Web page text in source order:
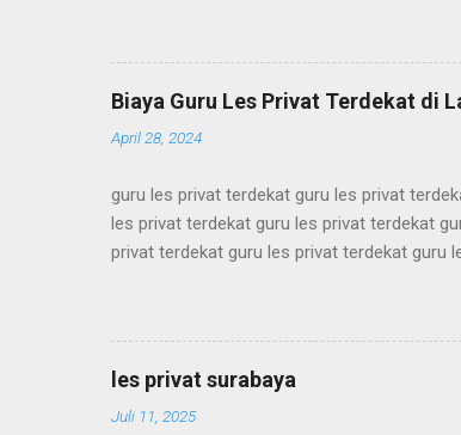
bimbel simak ui bimbel simak ui bimbel
simak ui bimbel simak ui bimbel simak ui
bimbel simak ui bimbel simak ui bimbel
simak ui bimbel simak ui bimbel simak ui
Biaya Guru Les Privat Terdekat di
April 28, 2024
guru les privat terdekat guru les privat
les privat terdekat guru les privat terdekat
privat terdekat guru les privat terdekat guru
terdekat guru les privat terdekat guru les
terdekat guru les privat terdekat guru les
terdekat guru les privat terdekat guru les
terdekat guru les privat terdekat guru les
les privat surabaya
Juli 11, 2025